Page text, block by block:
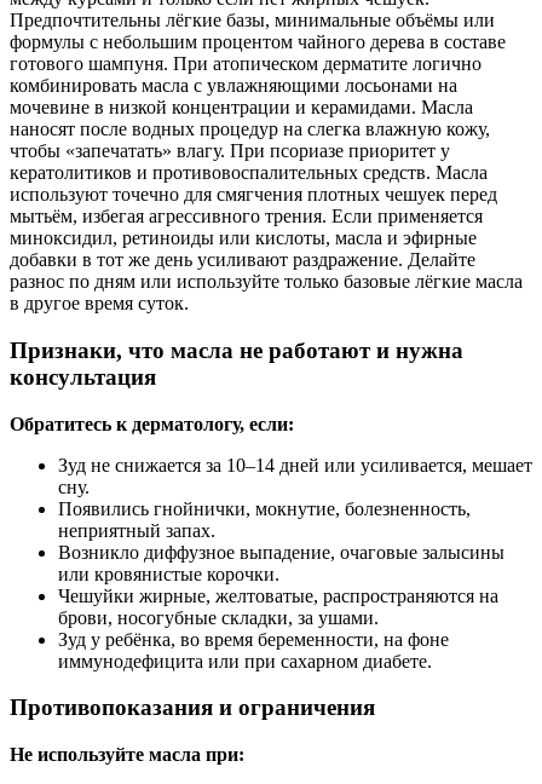
Предпочтительны лёгкие базы, минимальные объёмы или
формулы с небольшим процентом чайного дерева в составе
готового шампуня. При атопическом дерматите логично
комбинировать масла с увлажняющими лосьонами на
мочевине в низкой концентрации и керамидами. Масла
наносят после водных процедур на слегка влажную кожу,
чтобы «запечатать» влагу. При псориазе приоритет у
кератолитиков и противовоспалительных средств. Масла
используют точечно для смягчения плотных чешуек перед
мытьём, избегая агрессивного трения. Если применяется
миноксидил, ретиноиды или кислоты, масла и эфирные
добавки в тот же день усиливают раздражение. Делайте
разнос по дням или используйте только базовые лёгкие масла
в другое время суток.
Признаки, что масла не работают и нужна
консультация
Обратитесь к дерматологу, если:
Зуд не снижается за 10–14 дней или усиливается, мешает
сну.
Появились гнойнички, мокнутие, болезненность,
неприятный запах.
Возникло диффузное выпадение, очаговые залысины
или кровянистые корочки.
Чешуйки жирные, желтоватые, распространяются на
брови, носогубные складки, за ушами.
Зуд у ребёнка, во время беременности, на фоне
иммунодефицита или при сахарном диабете.
Противопоказания и ограничения
Не используйте масла при: